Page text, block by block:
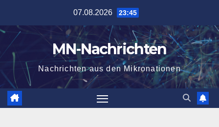
springen
07.08.2026 23:45
MN-Nachrichten
Nachrichten aus den Mikronationen